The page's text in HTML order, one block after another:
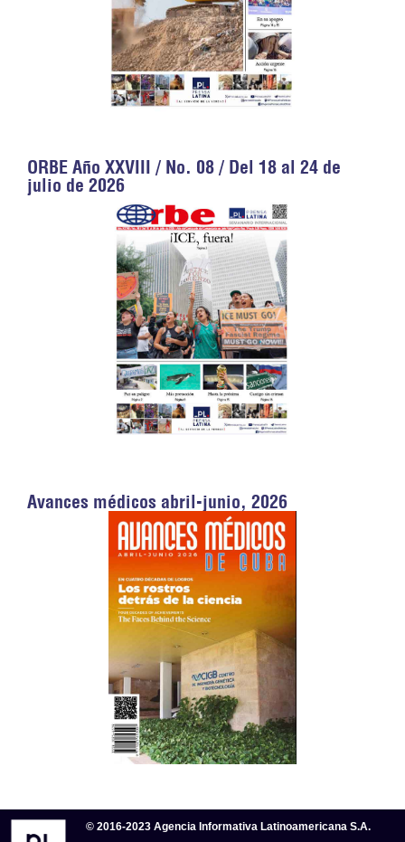
ORBE Año XXVIII / No. 08 / Del 18 al 24 de
julio de 2026
Avances médicos abril-junio, 2026
© 2016-2023 Agencia Informativa Latinoamericana S.A.